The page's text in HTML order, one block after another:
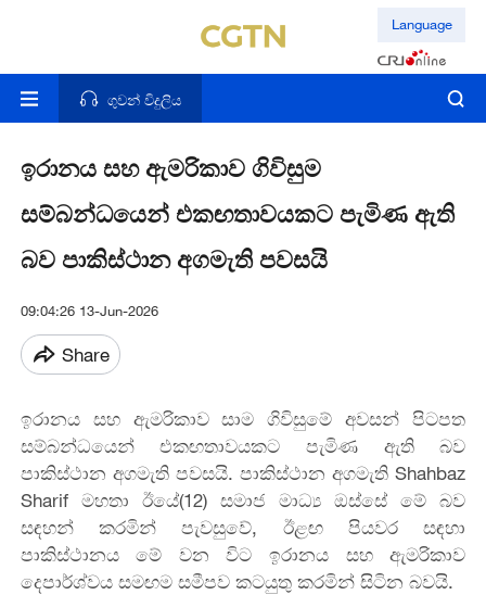
Language
ගුවන් විදුලිය
ඉරානය සහ ඇමරිකාව ගිවිසුම
සම්බන්ධයෙන් එකඟතාවයකට පැමිණ ඇති
බව පාකිස්ථාන අගමැති පවසයි
09:04:26 13-Jun-2026
Share
ඉරානය සහ ඇමරිකාව සාම ගිවිසුමේ අවසන් පිටපත
සම්බන්ධයෙන් එකඟතාවයකට පැමිණ ඇති බව
පාකිස්ථාන අගමැති පවසයි. පාකිස්ථාන අගමැති Shahbaz
Sharif මහතා ඊයේ(12) සමාජ මාධ්‍ය ඔස්සේ මේ බව
සඳහන් කරමින් පැවසුවේ, ඊළඟ පියවර සඳහා
පාකිස්ථානය මේ වන විට ඉරානය සහ ඇමරිකාව
දෙපාර්ශ්වය සමඟම සමීපව කටයුතු කරමින් සිටින බවයි.